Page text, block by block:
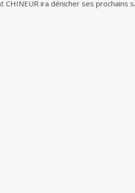
ira dénicher ses prochains